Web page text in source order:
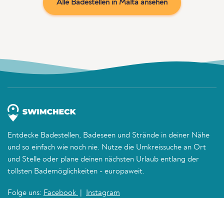
Alle Badestellen in Malta ansehen
Entdecke Badestellen, Badeseen und Strände in deiner Nähe
und so einfach wie noch nie. Nutze die Umkreissuche an Ort
und Stelle oder plane deinen nächsten Urlaub entlang der
tollsten Bademöglichkeiten - europaweit.
Folge uns: Facebook Instagram